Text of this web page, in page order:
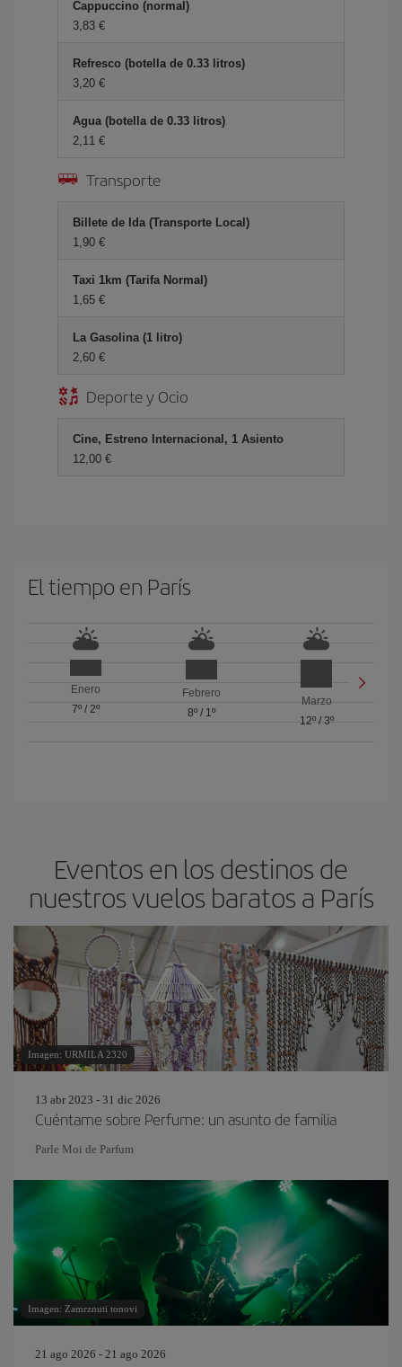
Cappuccino (normal)
3,83 €
Refresco (botella de 0.33 litros)
3,20 €
Agua (botella de 0.33 litros)
2,11 €
Transporte
Billete de Ida (Transporte Local)
1,90 €
Taxi 1km (Tarifa Normal)
1,65 €
La Gasolina (1 litro)
2,60 €
Deporte y Ocio
Cine, Estreno Internacional, 1 Asiento
12,00 €
El tiempo en París
Enero
7º/ 2º
Febrero
8º/ 1º
Marzo
12º/ 3º
Eventos en los destinos de
nuestros vuelos baratos a París
Imagen: URMILA 2320
13 abr 2023 - 31 dic 2026
Cuéntame sobre Perfume: un asunto de familia
Parle Moi de Parfum
Imagen: Zamrznuti tonovi
21 ago 2026 - 21 ago 2026